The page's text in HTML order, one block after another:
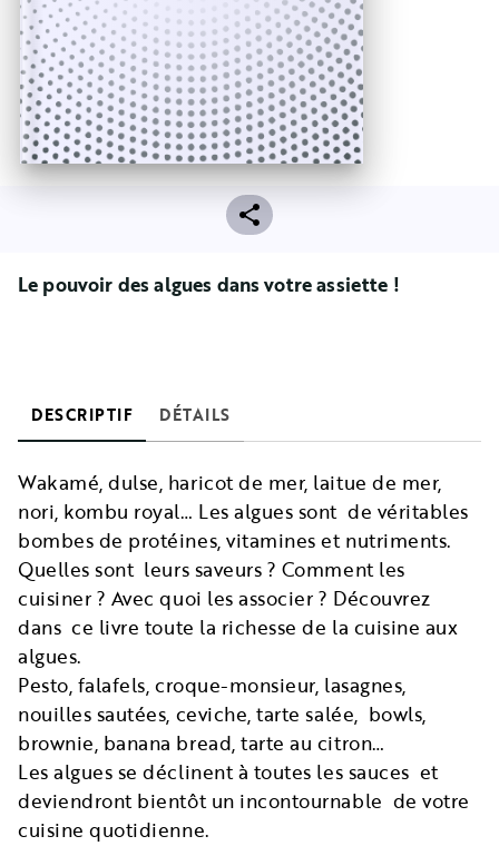
Le pouvoir des algues dans votre assiette !
DESCRIPTIF DÉTAILS
Wakamé, dulse, haricot de mer, laitue de mer,
nori, kombu royal… Les algues sont de véritables
bombes de protéines, vitamines et nutriments.
Quelles sont leurs saveurs ? Comment les
cuisiner ? Avec quoi les associer ? Découvrez
dans ce livre toute la richesse de la cuisine aux
algues.
Pesto, falafels, croque-monsieur, lasagnes,
nouilles sautées, ceviche, tarte salée, bowls,
brownie, banana bread, tarte au citron…
Les algues se déclinent à toutes les sauces et
deviendront bientôt un incontournable de votre
cuisine quotidienne.